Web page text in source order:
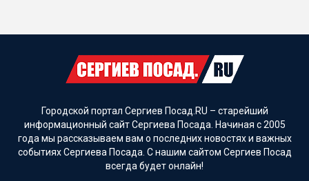
Городской портал Сергиев Посад.RU – старейший
информационный сайт Сергиева Посада. Начиная с 2005
года мы рассказываем вам о последних новостях и важных
событиях Сергиева Посада. С нашим сайтом Сергиев Посад
всегда будет онлайн!